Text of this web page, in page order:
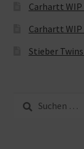
Carhartt WIP
Carhartt WIP
Stieber Twins
nach: